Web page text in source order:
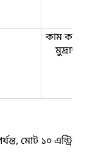
কাম
মোট ১০ এন্ট্রি